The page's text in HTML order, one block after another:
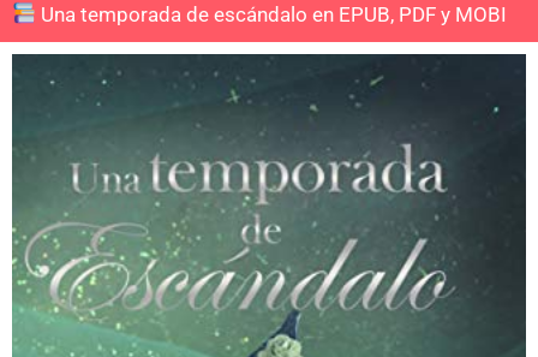
Una temporada de escándalo en EPUB, PDF y MOBI